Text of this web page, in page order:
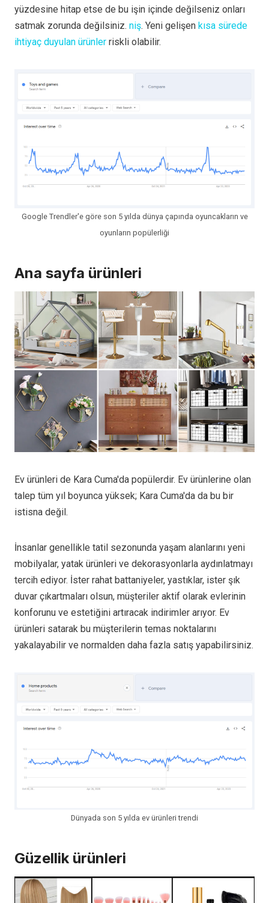
yüzdesine hitap etse de bu işin içinde değilseniz onları
satmak zorunda değilsiniz. niş. Yeni gelişen kısa sürede
ihtiyaç duyulan ürünler riskli olabilir.
Google Trendler'e göre son 5 yılda dünya çapında oyuncakların ve
oyunların popülerliği
Ana sayfa ürünleri
Ev ürünleri de Kara Cuma'da popülerdir. Ev ürünlerine olan
talep tüm yıl boyunca yüksek; Kara Cuma'da da bu bir
istisna değil.
İnsanlar genellikle tatil sezonunda yaşam alanlarını yeni
mobilyalar, yatak ürünleri ve dekorasyonlarla aydınlatmayı
tercih ediyor. İster rahat battaniyeler, yastıklar, ister şık
duvar çıkartmaları olsun, müşteriler aktif olarak evlerinin
konforunu ve estetiğini artıracak indirimler arıyor. Ev
ürünleri satarak bu müşterilerin temas noktalarını
yakalayabilir ve normalden daha fazla satış yapabilirsiniz.
Dünyada son 5 yılda ev ürünleri trendi
Güzellik ürünleri